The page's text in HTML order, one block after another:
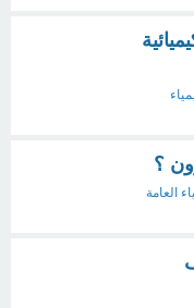
؟
العامة